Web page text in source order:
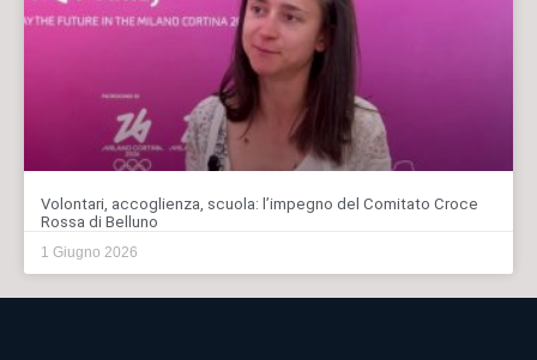
Volontari, accoglienza, scuola: l’impegno del Comitato Croce
Rossa di Belluno
1 Giugno 2026